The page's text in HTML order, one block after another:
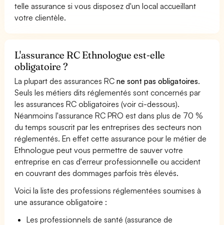
telle assurance si vous disposez d'un local accueillant
votre clientèle.
L'assurance RC Ethnologue est-elle
obligatoire ?
La plupart des assurances RCne sont pas obligatoires.
Seuls les métiers dits réglementés sont concernés par
les assurances RC obligatoires (voir ci-dessous).
Néanmoins l'assurance RC PRO est dans plus de 70 %
du temps souscrit par les entreprises des secteurs non
réglementés. En effet cette assurance pour le métier de
Ethnologue peut vous permettre de sauver votre
entreprise en cas d'erreur professionnelle ou accident
en couvrant des dommages parfois très élevés.
Voici la liste des professions réglementées soumises à
une assurance obligatoire :
Les professionnels de santé (assurance de